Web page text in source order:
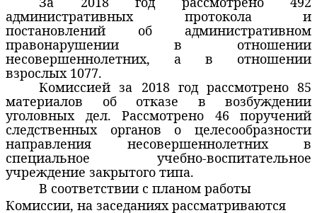
административных протокола и
постановлений об административном
правонарушении в отношении
несовершеннолетних, а в отношении
взрослых 1077.
Комиссией за 2018 год рассмотрено 85
материалов об отказе в возбуждении
уголовных дел. Рассмотрено 46 поручений
следственных органов о целесообразности
направления несовершеннолетних в
специальное учебно-воспитательное
учреждение закрытого типа.
В соответствии с планом работы
Комиссии, на заседаниях рассматриваются